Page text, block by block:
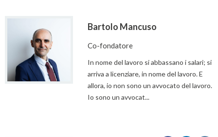
Bartolo Mancuso
Co-fondatore
In nome del lavoro si abbassano i salari; si
arriva a licenziare, in nome del lavoro. E
allora, io non sono un avvocato del lavoro.
Io sono un avvocat...